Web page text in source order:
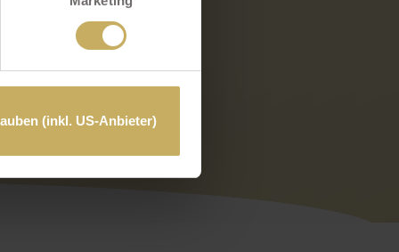
bzw. in diesem
(inkl. US-Anbieter)